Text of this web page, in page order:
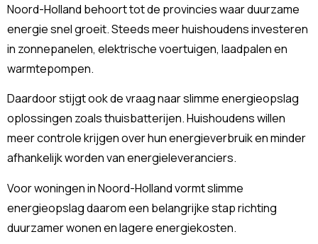
Noord-Holland behoort tot de provincies waar duurzame
energie snel groeit. Steeds meer huishoudens investeren
in zonnepanelen, elektrische voertuigen, laadpalen en
warmtepompen.
Daardoor stijgt ook de vraag naar slimme energieopslag
oplossingen zoals thuisbatterijen. Huishoudens willen
meer controle krijgen over hun energieverbruik en minder
afhankelijk worden van energieleveranciers.
Voor woningen in Noord-Holland vormt slimme
energieopslag daarom een belangrijke stap richting
duurzamer wonen en lagere energiekosten.